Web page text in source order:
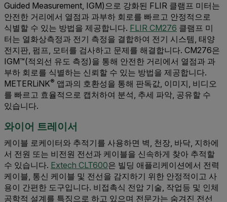
Guided Measurement, IGM)으로 강화된 FLIR 클램프 미터는
안전한 거리에서 열점과 과부하 회로를 빠르고 안정적으로
식별할 수 있는 방법을 제공합니다. FLIR CM276 클램프 미
터는 열화상측정과 전기 측정을 결합하여 전기 시스템, 태양
전지판, 펌프, 모터를 검사하고 문제를 해결합니다. CM276은
IGM™(적외선 유도 측정)을 통해 안전한 거리에서 열점과 과
부하 회로를 식별하는 신뢰할 수 있는 방법을 제공합니다.
METERLiNK® 앱과의 호환성을 통해 판독값, 이미지, 비디오
를 빠르고 효율적으로 캡처하여 분석, 추세 파악, 공유할 수
있습니다.
와이어 트레이서
케이블 로케이터와 추적기를 사용하면 벽, 천장, 바닥, 지하에
서 전원 또는 비전원 전선과 케이블을 신속하게 찾아 추적할
수 있습니다. Extech CLT600은 빌딩 애플리케이션에서 전력
케이블, 통신 케이블 및 전선을 감지하기 위한 안정적이고 사
용이 간편한 도구입니다. 비접촉식 전압 기술, 작업등 및 인체
공학적 설계를 특징으로 하고 있으며 전문가는 숨겨진 전선